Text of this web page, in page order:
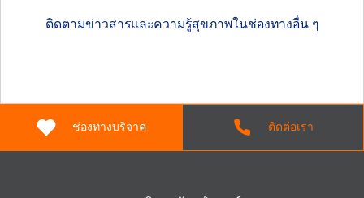
ติดตามข่าวสารและความรู้สุขภาพในช่องทางอื่น ๆ
ช่องทางบริจาค ติดต่อเรา